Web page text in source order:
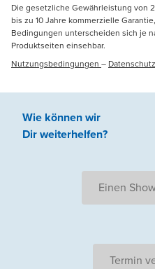
Die gesetzliche Gewährleistung von
bis zu 10 Jahre kommerzielle
Bedingungen unterscheiden sich je
Produktseiten einsehbar.
Nutzungsbedingungen –
Wie können wir
Dir weiterhelfen?
Einen
Termin